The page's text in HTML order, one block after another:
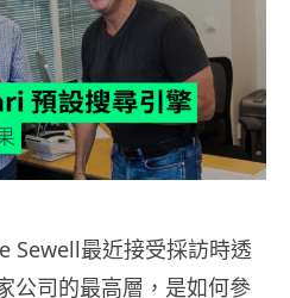
Sewell最近接受採訪時透
公司的最高層，是如何參